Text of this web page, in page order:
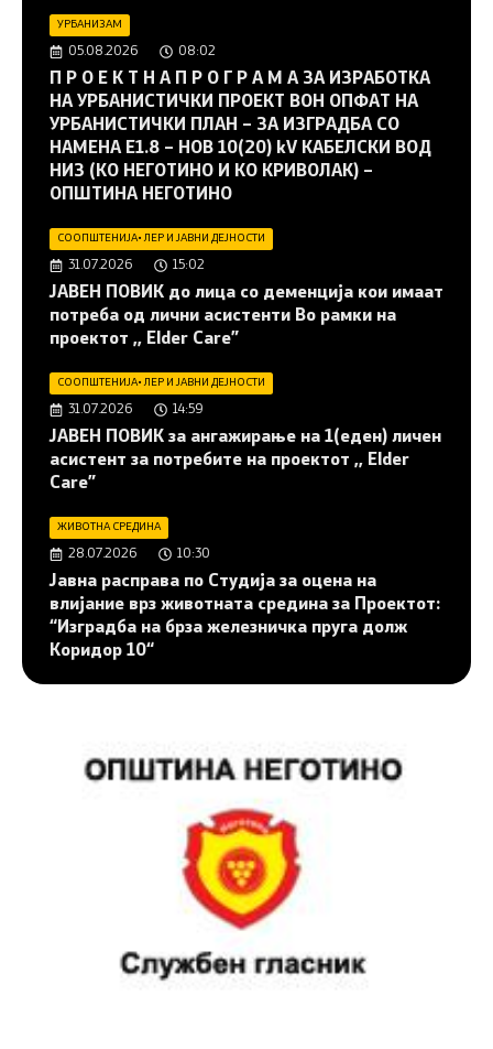
УРБАНИЗАМ
05.08.2026 08:02
П Р О Е К Т Н А П Р О Г Р А М А ЗА ИЗРАБОТКА
НА УРБАНИСТИЧКИ ПРОЕКТ ВОН ОПФАТ НА
УРБАНИСТИЧКИ ПЛАН – ЗА ИЗГРАДБА СО
НАМЕНА Е1.8 – НОВ 10(20) kV КАБЕЛСКИ ВОД
НИЗ (КО НЕГОТИНО И КО КРИВОЛАК) –
ОПШТИНА НЕГОТИНО
СООПШТЕНИЈА•ЛЕР И ЈАВНИ ДЕЈНОСТИ
31.07.2026 15:02
JАВЕН ПОВИК до лица со деменција кои имаат
потреба од лични асистенти Во рамки на
проектот ,, Elder Care”
СООПШТЕНИЈА•ЛЕР И ЈАВНИ ДЕЈНОСТИ
31.07.2026 14:59
JАВЕН ПОВИК за ангажирање на 1(еден) личен
асистент за потребите на проектот ,, Elder
Care”
ЖИВОТНА СРЕДИНА
28.07.2026 10:30
Јавна расправа по Студија за оцена на
влијание врз животната средина за Проектот:
“Изградба на брза железничка пруга долж
Коридор 10“